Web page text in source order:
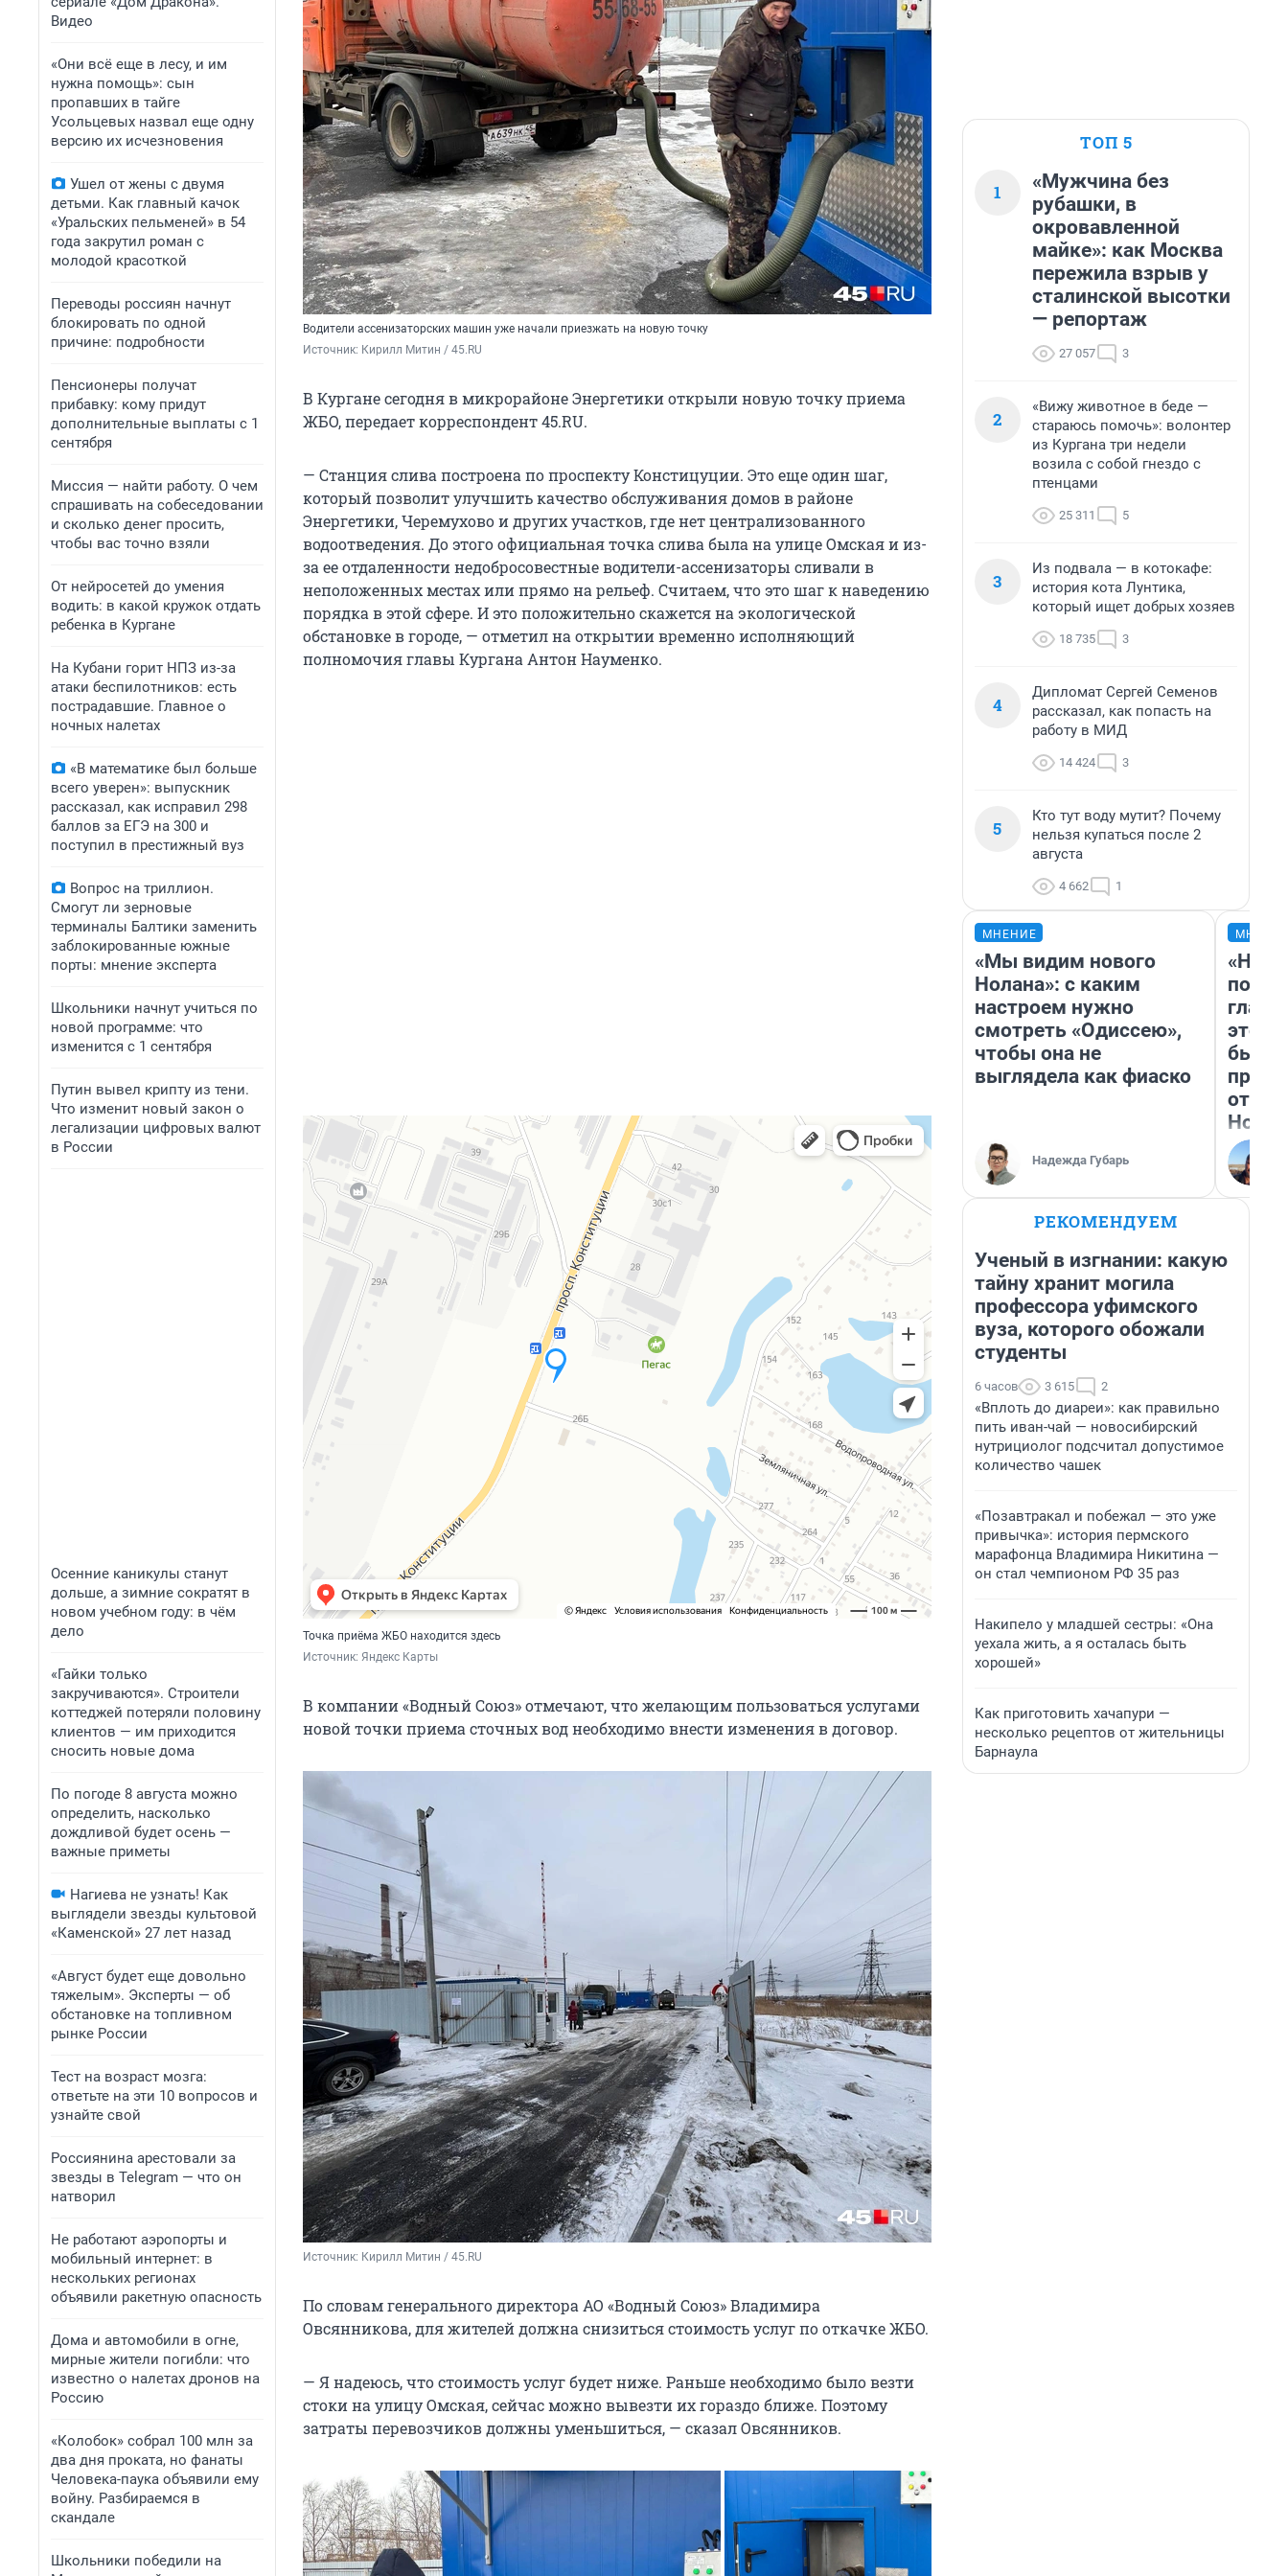
Видео
«Они всё еще в лесу, и им
нужна помощь»: сын
пропавших в тайге
Усольцевых назвал еще одну
версию их исчезновения
Ушел от жены с двумя
детьми. Как главный качок
«Уральских пельменей» в 54
года закрутил роман с
молодой красоткой
Переводы россиян начнут
блокировать по одной
причине: подробности
Пенсионеры получат
прибавку: кому придут
дополнительные выплаты с 1
сентября
Миссия — найти работу. О чем
спрашивать на собеседовании
и сколько денег просить,
чтобы вас точно взяли
От нейросетей до умения
водить: в какой кружок отдать
ребенка в Кургане
На Кубани горит НПЗ из-за
атаки беспилотников: есть
пострадавшие. Главное о
ночных налетах
«В математике был больше
всего уверен»: выпускник
рассказал, как исправил 298
баллов за ЕГЭ на 300 и
поступил в престижный вуз
Вопрос на триллион.
Смогут ли зерновые
терминалы Балтики заменить
заблокированные южные
порты: мнение эксперта
Школьники начнут учиться по
новой программе: что
изменится с 1 сентября
Путин вывел крипту из тени.
Что изменит новый закон о
легализации цифровых валют
в России
Осенние каникулы станут
дольше, а зимние сократят в
новом учебном году: в чём
дело
«Гайки только
закручиваются». Строители
коттеджей потеряли половину
клиентов — им приходится
сносить новые дома
По погоде 8 августа можно
определить, насколько
дождливой будет осень —
важные приметы
Нагиева не узнать! Как
выглядели звезды культовой
«Каменской» 27 лет назад
«Август будет еще довольно
тяжелым». Эксперты — об
обстановке на топливном
рынке России
Тест на возраст мозга:
ответьте на эти 10 вопросов и
узнайте свой
Россиянина арестовали за
звезды в Telegram — что он
натворил
Не работают аэропорты и
мобильный интернет: в
нескольких регионах
объявили ракетную опасность
Дома и автомобили в огне,
мирные жители погибли: что
известно о налетах дронов на
Россию
«Колобок» собрал 100 млн за
два дня проката, но фанаты
Человека-паука объявили ему
войну. Разбираемся в
скандале
Школьники победили на
Водители ассенизаторских машин уже начали приезжать на новую точку
Источник: Кирилл Митин / 45.RU
В Кургане сегодня в микрорайоне Энергетики открыли новую точку приема
ЖБО, передает корреспондент 45.RU.
— Станция слива построена по проспекту Констицуции. Это еще один шаг,
который позволит улучшить качество обслуживания домов в районе
Энергетики, Черемухово и других участков, где нет централизованного
водоотведения. До этого официальная точка слива была на улице Омская и из-
за ее отдаленности недобросовестные водители-ассенизаторы сливали в
неположенных местах или прямо на рельеф. Считаем, что это шаг к наведению
порядка в этой сфере. И это положительно скажется на экологической
обстановке в городе, — отметил на открытии временно исполняющий
полномочия главы Кургана Антон Науменко.
Точка приёма ЖБО находится здесь
Источник: Яндекс Карты
В компании «Водный Союз» отмечают, что желающим пользоваться услугами
новой точки приема сточных вод необходимо внести изменения в договор.
Источник: Кирилл Митин / 45.RU
По словам генерального директора АО «Водный Союз» Владимира
Овсянникова, для жителей должна снизиться стоимость услуг по откачке ЖБО.
— Я надеюсь, что стоимость услуг будет ниже. Раньше необходимо было везти
стоки на улицу Омская, сейчас можно вывезти их гораздо ближе. Поэтому
затраты перевозчиков должны уменьшиться, — сказал Овсянников.
ТОП 5
1
«Мужчина без
рубашки, в
окровавленной
майке»: как Москва
пережила взрыв у
сталинской высотки
— репортаж
27 057 3
2
«Вижу животное в беде —
стараюсь помочь»: волонтер
из Кургана три недели
возила с собой гнездо с
птенцами
25 311 5
3
Из подвала — в котокафе:
история кота Лунтика,
который ищет добрых хозяев
18 735 3
4
Дипломат Сергей Семенов
рассказал, как попасть на
работу в МИД
14 424 3
5
Кто тут воду мутит? Почему
нельзя купаться после 2
августа
4 662 1
МНЕНИЕ
«Мы видим нового
Нолана»: с каким
настроем нужно
смотреть «Одиссею»,
чтобы она не
выглядела как фиаско
Надежда Губарь
этого
бьет
РЕКОМЕНДУЕМ
Ученый в изгнании: какую
тайну хранит могила
профессора уфимского
вуза, которого обожали
студенты
6 часов 3 615 2
«Вплоть до диареи»: как правильно
пить иван-чай — новосибирский
нутрициолог подсчитал допустимое
количество чашек
«Позавтракал и побежал — это уже
привычка»: история пермского
марафонца Владимира Никитина —
он стал чемпионом РФ 35 раз
Накипело у младшей сестры: «Она
уехала жить, а я осталась быть
хорошей»
Как приготовить хачапури —
несколько рецептов от жительницы
Барнаула